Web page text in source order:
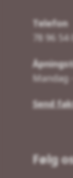
Telefon
78 96 54
Mandag
Send
Følg